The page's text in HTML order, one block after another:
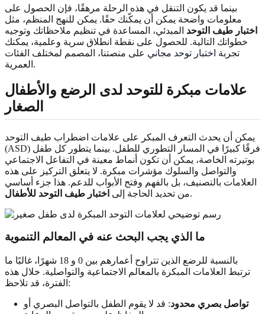
بينما قد يكون التنقل في هذه الرحلة مرهقًا، فإن الحصول على
معلومات واضحة يمكن أن يمكّنك حقًا. يمكن للنهج المنظم، مثل
اختبار طيف التوحد المبدئي، المساعدة في تنظيم ملاحظاتك وتوجيه
خطواتك التالية. للحصول على نقطة انطلاق سرية وعلمية، يمكنك
تجربة اختبار توحد مجاني على منصتنا، المصمم لمختلف الفئات
العمرية.
علامات مبكرة للتوحد لدى الرضع والأطفال
الصغار
يمكن أن يحدث التعرف المبكر على علامات اضطراب طيف التوحد
(ASD) فرقًا كبيرًا في المسار التطوري للطفل. بينما يتطور كل طفل
بوتيرته الخاصة، يمكن أن تكون أنماط معينة في التفاعل الاجتماعي
والتواصل والسلوك مؤشرات مبكرة. لا يتعلق التركيز على هذه
العلامات بالتصنيف، بل بالفهم وفتح الأبواب للدعم. هذا جزء أساسي
من تحديد الحاجة إلى اختبار طيف التوحد للأطفال .
ما الذي يجب البحث عنه في المعالم التنموية
بالنسبة للرضع الذين تتراوح أعمارهم بين 0 و 18 شهرًا، غالبًا ما
ترتبط العلامات المبكرة بالمعالم الاجتماعية والتواصلية. خلال هذه
الفترة، قد تلاحظ:
تواصل بصري محدود: قد لا يقوم الطفل بالتواصل البصري أو